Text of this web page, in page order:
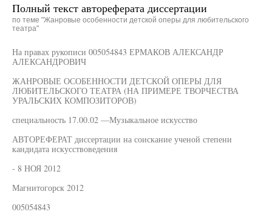
Полный текст автореферата диссертации
по теме "Жанровые особенности детской оперы для любительского
театра"
На правах рукописи 005054843 ЕРМАКОВ АЛЕКСАНДР
АЛЕКСАНДРОВИЧ
ЖАНРОВЫЕ ОСОБЕННОСТИ ДЕТСКОЙ ОПЕРЫ ДЛЯ
ЛЮБИТЕЛЬСКОГО ТЕАТРА (НА ПРИМЕРЕ ТВОРЧЕСТВА
УРАЛЬСКИХ КОМПОЗИТОРОВ)
специальность 17.00.02 —Музыкальное искусство
АВТОРЕФЕРАТ диссертации на соискание ученой степени
кандидата искусствоведения
- 8 НОЯ 2012
Магнитогорск 2012
005054843